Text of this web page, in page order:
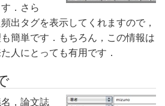
．さら
出タグを表示してくれますので，
簡単です．もちろん，この情報は
人にとっても有用です．
，論文誌